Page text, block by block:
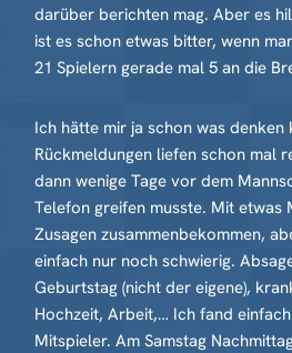
darüber berichten mag. Aber es
ist es schon etwas bitter, wenn
21 Spielern gerade mal 5 an die
Ich hätte mir ja schon was denken
Rückmeldungen liefen schon mal
dann wenige Tage vor dem
Telefon greifen musste. Mit etwas
Zusagen zusammenbekommen,
einfach nur noch schwierig.
Geburtstag (nicht der eigene),
Hochzeit, Arbeit,… Ich fand
Mitspieler. Am Samstag